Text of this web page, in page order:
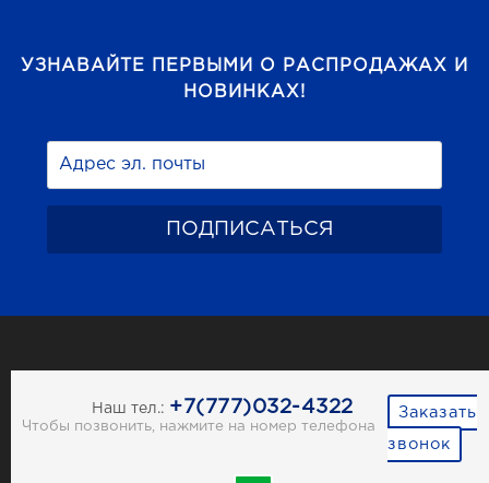
УЗНАВАЙТЕ ПЕРВЫМИ О РАСПРОДАЖАХ И
НОВИНКАХ!
Наш тел.: +7(777)032-4322
Чтобы позвонить, нажмите на номер телефона
Заказать
звонок